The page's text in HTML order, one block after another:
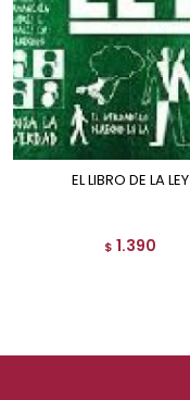
EL LIBRO DE LA LEY
$ 1.390